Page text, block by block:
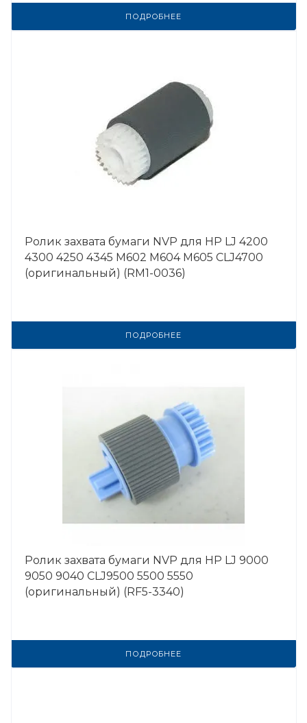
ПОДРОБНЕЕ
Ролик захвата бумаги NVP для HP LJ 4200
4300 4250 4345 M602 M604 M605 CLJ4700
(оригинальный) (RM1-0036)
ПОДРОБНЕЕ
Ролик захвата бумаги NVP для HP LJ 9000
9050 9040 CLJ9500 5500 5550
(оригинальный) (RF5-3340)
ПОДРОБНЕЕ